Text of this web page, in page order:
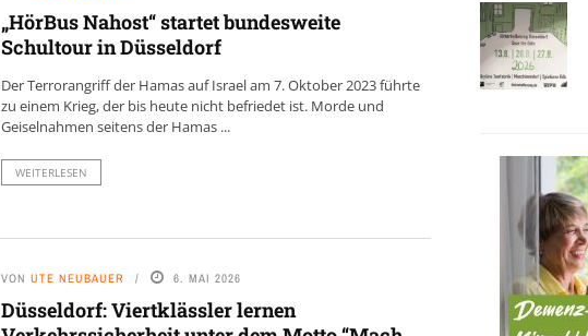
„HörBus Nahost“ startet bundesweite
Schultour in Düsseldorf
Der Terrorangriff der Hamas auf Israel am 7. Oktober 2023 führte
zu einem Krieg, der bis heute nicht befriedet ist. Morde und
Geiselnahmen seitens der Hamas ...
WEITERLESEN
VON UTE NEUBAUER 6. MAI 2026
Düsseldorf: Viertklässler lernen